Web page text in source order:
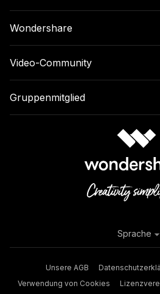
Wondershare
Video-Community
Gruppenmitglied
Unsere AGB
Verwendung von Cookies
Sprache